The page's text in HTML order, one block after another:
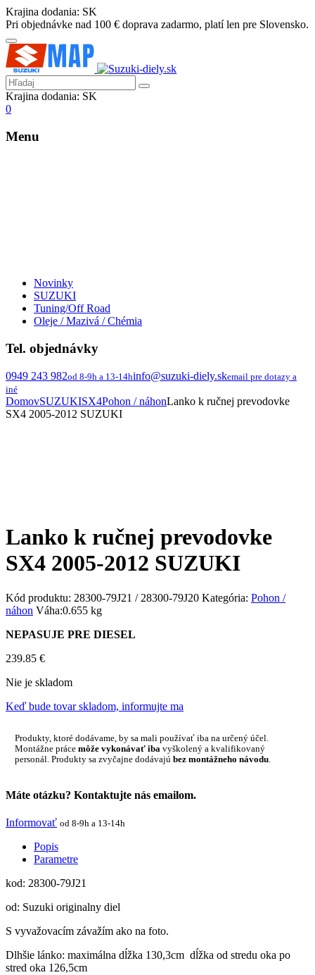
Krajina dodania: SK
Pri objednávke nad 100 € doprava zadarmo, platí len pre Slovensko.
Krajina dodania: SK
0
Menu
Novinky
SUZUKI
Tuning/Off Road
Oleje / Mazivá / Chémia
Tel. objednávky
0949 243 982od 8-9h a 13-14hinfo@suzuki-diely.skemail pre dotazy a
iné
DomovSUZUKISX4Pohon / náhonLanko k ručnej prevodovke
SX4 2005-2012 SUZUKI
Lanko k ručnej prevodovke
SX4 2005-2012 SUZUKI
Kód produktu: 28300-79J21 / 28300-79J20 Kategória: Pohon /
náhon Váha:0.655 kg
NEPASUJE PRE DIESEL
239.85 €
Nie je skladom
Keď bude tovar skladom, informujte ma
Produkty, ktoré dodávame, by sa mali používať iba na určený účel.
Montážne práce môže vykonávať iba vyškolený a kvalifikovaný
personál. Produkty sa zvyčajne dodávajú bez montážneho návodu
Máte otázku? Kontaktujte nás emailom.
Informovať od 8-9h a 13-14h
Popis
Parametre
kod: 28300-79J21
od: Suzuki originalny diel
S vyvažovacím závažím ako na foto.
Dlhšie lánko: maximálna dĺžka 130,3cm dĺžka od stredu oka po
stred oka 126,5cm